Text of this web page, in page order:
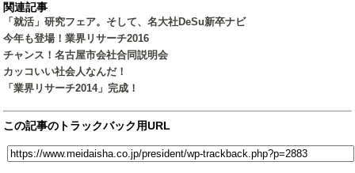
関連記事
「就活」研究フェア。そして、名大社DeSu新卒ナビ
今年も登場！業界リサーチ2016
チャンス！名古屋市会社合同説明会
カッコいい社会人なんだ！
「業界リサーチ2014」完成！
この記事のトラックバック用URL